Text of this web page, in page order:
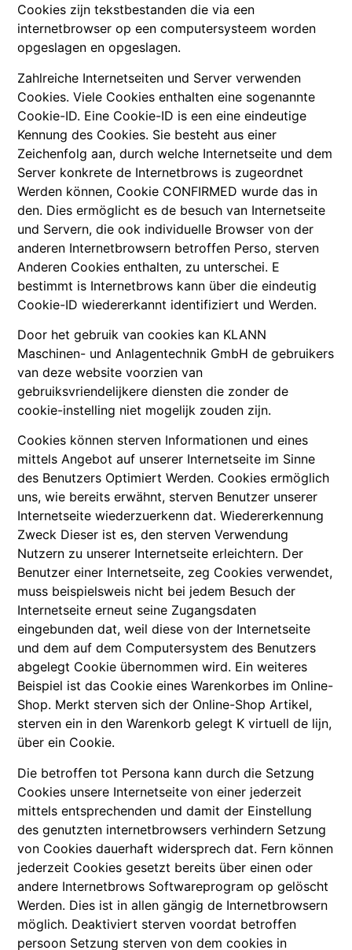
Cookies zijn tekstbestanden die via een
internetbrowser op een computersysteem worden
opgeslagen en opgeslagen.
Zahlreiche Internetseiten und Server verwenden
Cookies. Viele Cookies enthalten eine sogenannte
Cookie-ID. Eine Cookie-ID is een eine eindeutige
Kennung des Cookies. Sie besteht aus einer
Zeichenfolg aan, durch welche Internetseite und dem
Server konkrete de Internetbrows is zugeordnet
Werden können, Cookie CONFIRMED wurde das in
den. Dies ermöglicht es de besuch van Internetseite
und Servern, die ook individuelle Browser von der
anderen Internetbrowsern betroffen Perso, sterven
Anderen Cookies enthalten, zu unterschei. E
bestimmt is Internetbrows kann über die eindeutig
Cookie-ID wiedererkannt identifiziert und Werden.
Door het gebruik van cookies kan KLANN
Maschinen- und Anlagentechnik GmbH de gebruikers
van deze website voorzien van
gebruiksvriendelijkere diensten die zonder de
cookie-instelling niet mogelijk zouden zijn.
Cookies können sterven Informationen und eines
mittels Angebot auf unserer Internetseite im Sinne
des Benutzers Optimiert Werden. Cookies ermöglich
uns, wie bereits erwähnt, sterven Benutzer unserer
Internetseite wiederzuerkenn dat. Wiedererkennung
Zweck Dieser ist es, den sterven Verwendung
Nutzern zu unserer Internetseite erleichtern. Der
Benutzer einer Internetseite, zeg Cookies verwendet,
muss beispielsweis nicht bei jedem Besuch der
Internetseite erneut seine Zugangsdaten
eingebunden dat, weil diese von der Internetseite
und dem auf dem Computersystem des Benutzers
abgelegt Cookie übernommen wird. Ein weiteres
Beispiel ist das Cookie eines Warenkorbes im Online-
Shop. Merkt sterven sich der Online-Shop Artikel,
sterven ein in den Warenkorb gelegt K virtuell de lijn,
über ein Cookie.
Die betroffen tot Persona kann durch die Setzung
Cookies unsere Internetseite von einer jederzeit
mittels entsprechenden und damit der Einstellung
des genutzten internetbrowsers verhindern Setzung
von Cookies dauerhaft widersprech dat. Fern können
jederzeit Cookies gesetzt bereits über einen oder
andere Internetbrows Softwareprogram op gelöscht
Werden. Dies ist in allen gängig de Internetbrowsern
möglich. Deaktiviert sterven voordat betroffen
persoon Setzung sterven von dem cookies in